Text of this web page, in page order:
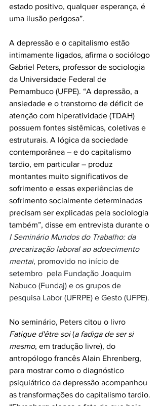
estado positivo, qualquer esperança, é
uma ilusão perigosa”.
A depressão e o capitalismo estão
intimamente ligados, afirma o sociólogo
Gabriel Peters, professor de sociologia
da Universidade Federal de
Pernambuco (UFPE). “A depressão, a
ansiedade e o transtorno de déficit de
atenção com hiperatividade (TDAH)
possuem fontes sistêmicas, coletivas e
estruturais. A lógica da sociedade
contemporânea – e do capitalismo
tardio, em particular – produz
montantes muito significativos de
sofrimento e essas experiências de
sofrimento socialmente determinadas
precisam ser explicadas pela sociologia
também”, disse em entrevista durante o
I Seminário Mundos do Trabalho: da
precarização laboral ao adoecimento
mental, promovido no início de
setembro  pela Fundação Joaquim
Nabuco (Fundaj) e os grupos de
pesquisa Labor (UFRPE) e Gesto (UFPE).
No seminário, Peters citou o livro
Fatigue d'être soi (a fadiga de ser si
mesmo, em tradução livre), do
antropólogo francês Alain Ehrenberg,
para mostrar como o diagnóstico
psiquiátrico da depressão acompanhou
as transformações do capitalismo tardio.